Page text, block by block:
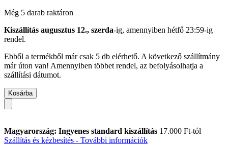
Még 5 darab raktáron
Kiszállítás augusztus 12., szerda-ig, amennyiben hétfő 23:59-ig
rendel.
Ebből a termékből már csak 5 db elérhető. A következő szállítmány
már úton van! Amennyiben többet rendel, az befolyásolhatja a
szállítási dátumot.
Kosárba
Magyarország: Ingyenes standard kiszállítás 17.000 Ft-tól
Szállítás és kézbesítés - További információk